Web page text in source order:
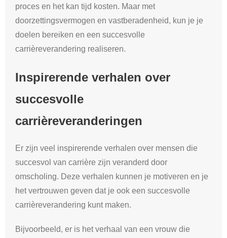
proces en het kan tijd kosten. Maar met
doorzettingsvermogen en vastberadenheid, kun je je
doelen bereiken en een succesvolle
carrièreverandering realiseren.
Inspirerende verhalen over
succesvolle
carrièreveranderingen
Er zijn veel inspirerende verhalen over mensen die
succesvol van carrière zijn veranderd door
omscholing. Deze verhalen kunnen je motiveren en je
het vertrouwen geven dat je ook een succesvolle
carrièreverandering kunt maken.
Bijvoorbeeld, er is het verhaal van een vrouw die